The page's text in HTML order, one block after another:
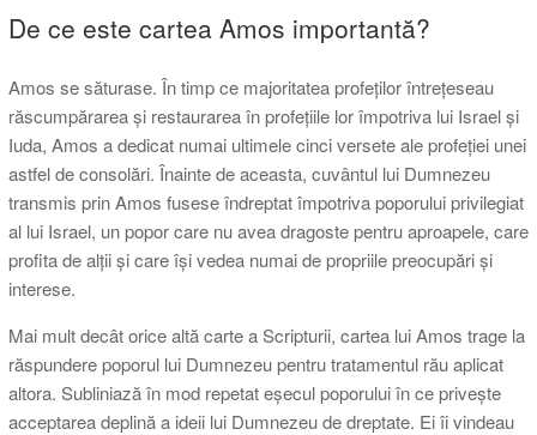
De ce este cartea Amos importantă?
Amos se săturase. În timp ce majoritatea profeților întrețeseau
răscumpărarea și restaurarea în profețiile lor împotriva lui Israel și
Iuda, Amos a dedicat numai ultimele cinci versete ale profeției unei
astfel de consolări. Înainte de aceasta, cuvântul lui Dumnezeu
transmis prin Amos fusese îndreptat împotriva poporului privilegiat
al lui Israel, un popor care nu avea dragoste pentru aproapele, care
profita de alții și care își vedea numai de propriile preocupări și
interese.
Mai mult decât orice altă carte a Scripturii, cartea lui Amos trage la
răspundere poporul lui Dumnezeu pentru tratamentul rău aplicat
altora. Subliniază în mod repetat eșecul poporului în ce privește
acceptarea deplină a ideii lui Dumnezeu de dreptate. Ei îi vindeau